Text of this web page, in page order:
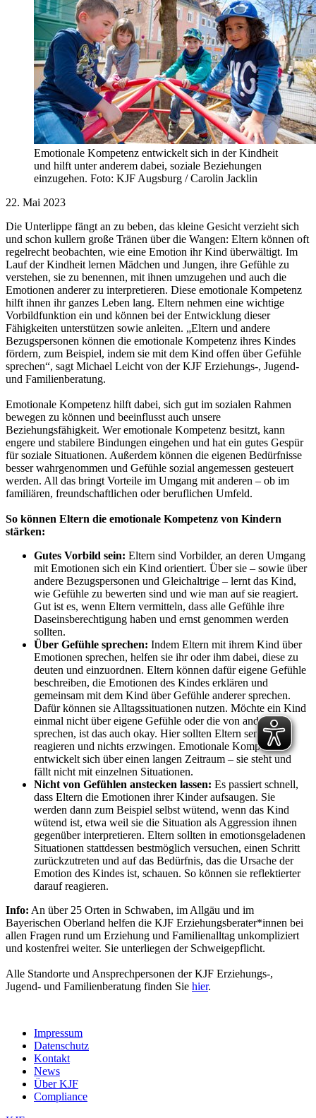
Emotionale Kompetenz entwickelt sich in der Kindheit
und hilft unter anderem dabei, soziale Beziehungen
einzugehen. Foto: KJF Augsburg / Carolin Jacklin
22. Mai 2023
Die Unterlippe fängt an zu beben, das kleine Gesicht verzieht sich
und schon kullern große Tränen über die Wangen: Eltern können oft
regelrecht beobachten, wie eine Emotion ihr Kind überwältigt. Im
Lauf der Kindheit lernen Mädchen und Jungen, ihre Gefühle zu
verstehen, sie zu benennen, mit ihnen umzugehen und auch die
Emotionen anderer zu interpretieren. Diese emotionale Kompetenz
hilft ihnen ihr ganzes Leben lang. Eltern nehmen eine wichtige
Vorbildfunktion ein und können bei der Entwicklung dieser
Fähigkeiten unterstützen sowie anleiten. „Eltern und andere
Bezugspersonen können die emotionale Kompetenz ihres Kindes
fördern, zum Beispiel, indem sie mit dem Kind offen über Gefühle
sprechen“, sagt Michael Leicht von der KJF Erziehungs-, Jugend-
und Familienberatung.
Emotionale Kompetenz hilft dabei, sich gut im sozialen Rahmen
bewegen zu können und beeinflusst auch unsere
Beziehungsfähigkeit. Wer emotionale Kompetenz besitzt, kann
engere und stabilere Bindungen eingehen und hat ein gutes Gespür
für soziale Situationen. Außerdem können die eigenen Bedürfnisse
besser wahrgenommen und Gefühle sozial angemessen gesteuert
werden. All das bringt Vorteile im Umgang mit anderen – ob im
familiären, freundschaftlichen oder beruflichen Umfeld.
So können Eltern die emotionale Kompetenz von Kindern
stärken:
Gutes Vorbild sein: Eltern sind Vorbilder, an deren Umgang
mit Emotionen sich ein Kind orientiert. Über sie – sowie über
andere Bezugspersonen und Gleichaltrige – lernt das Kind,
wie Gefühle zu bewerten sind und wie man auf sie reagiert.
Gut ist es, wenn Eltern vermitteln, dass alle Gefühle ihre
Daseinsberechtigung haben und ernst genommen werden
sollten.
Über Gefühle sprechen: Indem Eltern mit ihrem Kind über
Emotionen sprechen, helfen sie ihr oder ihm dabei, diese zu
deuten und einzuordnen. Eltern können dafür eigene Gefühle
beschreiben, die Emotionen des Kindes erklären und
gemeinsam mit dem Kind über Gefühle anderer sprechen.
Dafür können sie Alltagssituationen nutzen. Möchte ein Kind
einmal nicht über eigene Gefühle oder die von anderen
sprechen, ist das auch okay. Hier sollten Eltern sensibel
reagieren und nichts erzwingen. Emotionale Kompetenz
entwickelt sich über einen langen Zeitraum – sie steht und
fällt nicht mit einzelnen Situationen.
Nicht von Gefühlen anstecken lassen: Es passiert schnell,
dass Eltern die Emotionen ihrer Kinder aufsaugen. Sie
werden dann zum Beispiel selbst wütend, wenn das Kind
wütend ist, etwa weil sie die Situation als Aggression ihnen
gegenüber interpretieren. Eltern sollten in emotionsgeladenen
Situationen stattdessen bestmöglich versuchen, einen Schritt
zurückzutreten und auf das Bedürfnis, das die Ursache der
Emotion des Kindes ist, schauen. So können sie reflektierter
darauf reagieren.
Info: An über 25 Orten in Schwaben, im Allgäu und im
Bayerischen Oberland helfen die KJF Erziehungsberater*innen bei
allen Fragen rund um Erziehung und Familienalltag unkompliziert
und kostenfrei weiter. Sie unterliegen der Schweigepflicht.
Alle Standorte und Ansprechpersonen der KJF Erziehungs-,
Jugend- und Familienberatung finden Sie hier.
Impressum
Datenschutz
Kontakt
News
Über KJF
Compliance